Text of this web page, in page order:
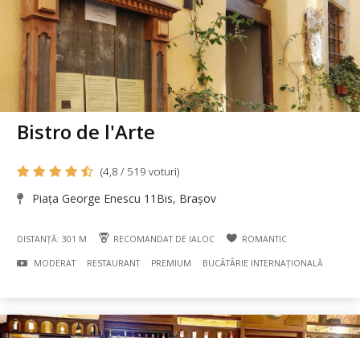
Bistro de l'Arte
(4,8 / 519 voturi)
Piața George Enescu 11Bis, Brașov
DISTANȚĂ: 301 M RECOMANDAT DE IALOC ROMANTIC
MODERAT RESTAURANT PREMIUM BUCÃTÃRIE INTERNAȚIONALĂ